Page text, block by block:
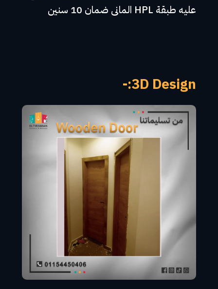
عليه طبقة HPL المانى ضمان 10 سنين
3D Design:-